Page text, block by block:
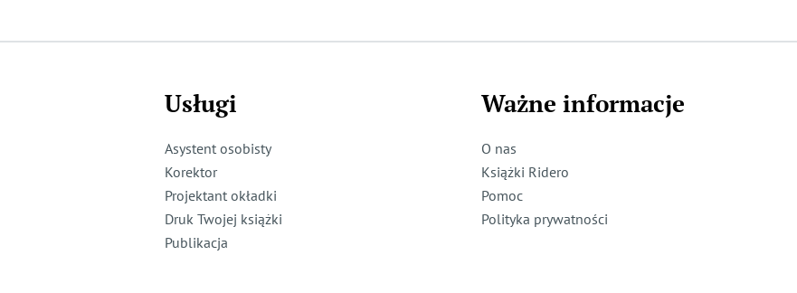
Usługi
Asystent osobisty
Korektor
Projektant okładki
Druk Twojej książki
Publikacja
Ważne informacje
O nas
Książki Ridero
Pomoc
Polityka prywatności